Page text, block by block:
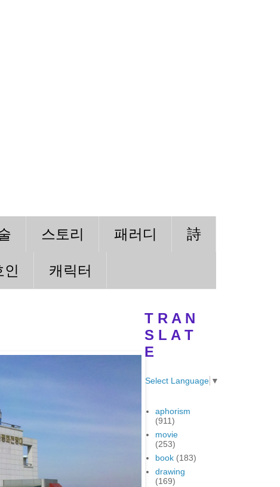
스토리 패러디 詩
인 캐릭터
T R A N
S L A T
E
Select Language ▼
aphorism
(911)
movie
(253)
book (183)
drawing
(169)